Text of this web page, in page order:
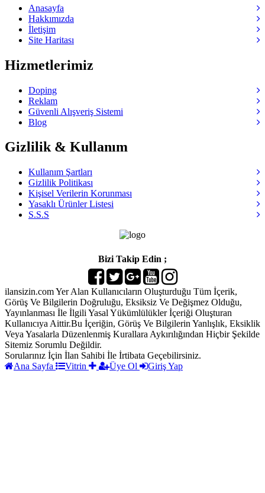
Anasayfa
Hakkımızda
İletişim
Site Haritası
Hizmetlerimiz
Doping
Reklam
Güvenli Alışveriş Sistemi
Blog
Gizlilik & Kullanım
Kullanım Şartları
Gizlilik Politikası
Kişisel Verilerin Korunması
Yasaklı Ürünler Listesi
S.S.S
Bizi Takip Edin ;
ilansizin.com Yer Alan Kullanıcıların Oluşturduğu Tüm İçerik,
Görüş Ve Bilgilerin Doğruluğu, Eksiksiz Ve Değişmez Olduğu,
Yayınlanması İle İlgili Yasal Yükümlülükler İçeriği Oluşturan
Kullanıcıya Aittir.Bu İçeriğin, Görüş Ve Bilgilerin Yanlışlık, Eksiklik
Veya Yasalarla Düzenlenmiş Kurallara Aykırılığından Hiçbir Şekilde
Sitemiz Sorumlu Değildir.
Sorularınız İçin İlan Sahibi İle İrtibata Geçebilirsiniz.
Ana Sayfa
Vitrin Üye Ol Giriş Yap